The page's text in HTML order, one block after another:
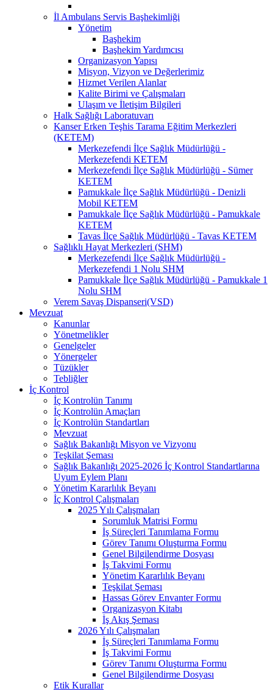
İl Ambulans Servis Başhekimliği
Yönetim
Başhekim
Başhekim Yardımcısı
Organizasyon Yapısı
Misyon, Vizyon ve Değerlerimiz
Hizmet Verilen Alanlar
Kalite Birimi ve Çalışmaları
Ulaşım ve İletişim Bilgileri
Halk Sağlığı Laboratuvarı
Kanser Erken Teşhis Tarama Eğitim Merkezleri
(KETEM)
Merkezefendi İlçe Sağlık Müdürlüğü -
Merkezefendi KETEM
Merkezefendi İlçe Sağlık Müdürlüğü - Sümer
KETEM
Pamukkale İlçe Sağlık Müdürlüğü - Denizli
Mobil KETEM
Pamukkale İlçe Sağlık Müdürlüğü - Pamukkale
KETEM
Tavas İlçe Sağlık Müdürlüğü - Tavas KETEM
Sağlıklı Hayat Merkezleri (SHM)
Merkezefendi İlçe Sağlık Müdürlüğü -
Merkezefendi 1 Nolu SHM
Pamukkale İlçe Sağlık Müdürlüğü - Pamukkale 1
Nolu SHM
Verem Savaş Dispanseri(VSD)
Mevzuat
Kanunlar
Yönetmelikler
Genelgeler
Yönergeler
Tüzükler
Tebliğler
İç Kontrol
İç Kontrolün Tanımı
İç Kontrolün Amaçları
İç Kontrolün Standartları
Mevzuat
Sağlık Bakanlığı Misyon ve Vizyonu
Teşkilat Şeması
Sağlık Bakanlığı 2025-2026 İç Kontrol Standartlarına
Uyum Eylem Planı
Yönetim Kararlılık Beyanı
İç Kontrol Çalışmaları
2025 Yılı Çalışmaları
Sorumluk Matrisi Formu
İş Süreçleri Tanımlama Formu
Görev Tanımı Oluşturma Formu
Genel Bilgilendirme Dosyası
İş Takvimi Formu
Yönetim Kararlılık Beyanı
Teşkilat Şeması
Hassas Görev Envanter Formu
Organizasyon Kitabı
İş Akış Şeması
2026 Yılı Çalışmaları
İş Süreçleri Tanımlama Formu
İş Takvimi Formu
Görev Tanımı Oluşturma Formu
Genel Bilgilendirme Dosyası
Etik Kurallar